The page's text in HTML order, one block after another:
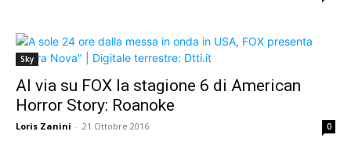
Sky
Al via su FOX la stagione 6 di American
Horror Story: Roanoke
Loris Zanini - 21 Ottobre 2016 0